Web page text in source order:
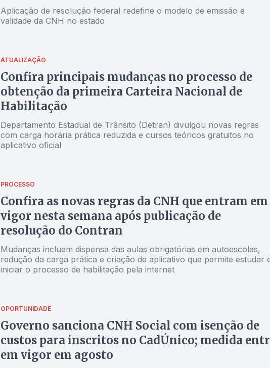
Aplicação de resolução federal redefine o modelo de emissão e
validade da CNH no estado
ATUALIZAÇÃO
Confira principais mudanças no processo de
obtenção da primeira Carteira Nacional de
Habilitação
Departamento Estadual de Trânsito (Detran) divulgou novas regras
com carga horária prática reduzida e cursos teóricos gratuitos no
aplicativo oficial
PROCESSO
Confira as novas regras da CNH que entram em
vigor nesta semana após publicação de
resolução do Contran
Mudanças incluem dispensa das aulas obrigatórias em autoescolas,
redução da carga prática e criação de aplicativo que permite estudar
iniciar o processo de habilitação pela internet
OPORTUNIDADE
Governo sanciona CNH Social com isenção de
custos para inscritos no CadÚnico; medida
em vigor em agosto